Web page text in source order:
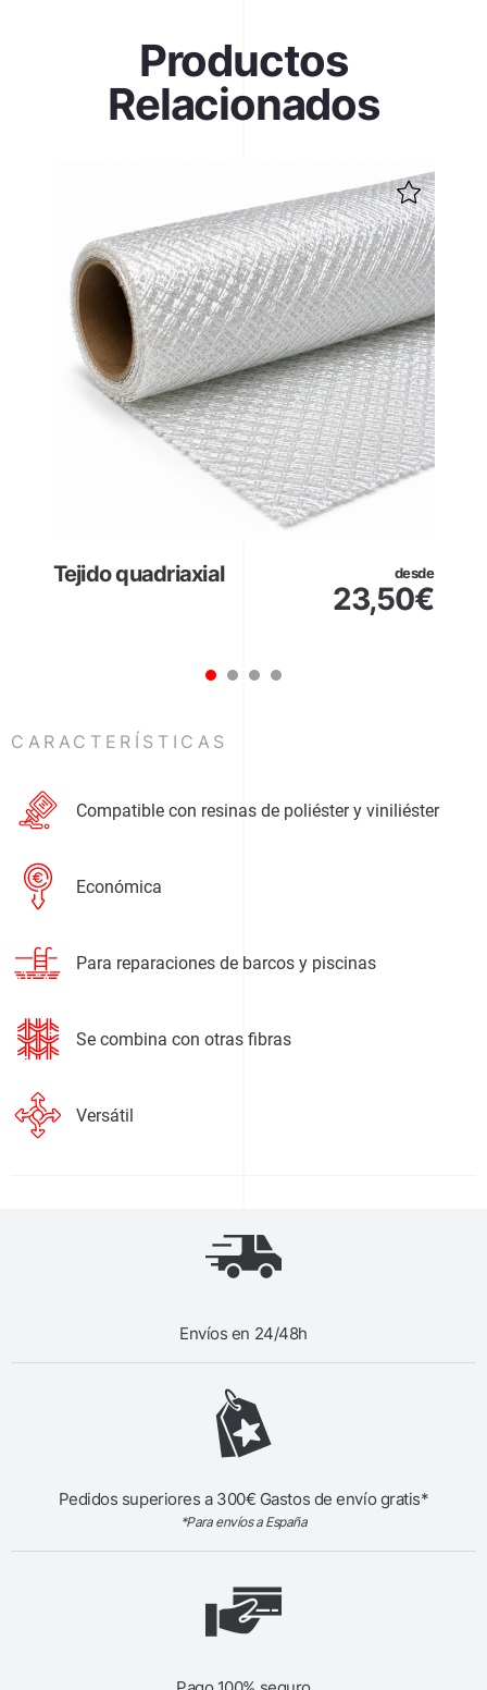
Productos
Relacionados
Tejido quadriaxial desde
23,50€
CARACTERÍSTICAS
Compatible con resinas de poliéster y viniliéster
Económica
Para reparaciones de barcos y piscinas
Se combina con otras fibras
Versátil
Envíos en 24/48h
Pedidos superiores a 300€ Gastos de envío gratis*
*Para envíos a España